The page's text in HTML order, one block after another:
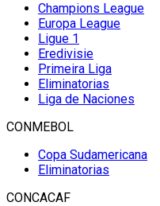
Champions League
Europa League
Ligue 1
Eredivisie
Primeira Liga
Eliminatorias
Liga de Naciones
CONMEBOL
Copa Sudamericana
Eliminatorias
CONCACAF